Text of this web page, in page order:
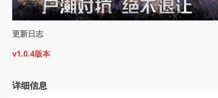
更新日志
v1.0.4版本
详细信息